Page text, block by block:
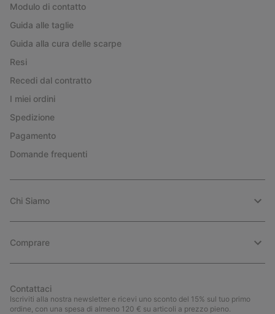
Modulo di contatto
Guida alle taglie
Guida alla cura delle scarpe
Resi
Recedi dal contratto
I miei ordini
Spedizione
Pagamento
Domande frequenti
Chi Siamo
Comprare
Contattaci
Iscriviti alla nostra newsletter e ricevi uno sconto del 15% sul tuo primo
ordine, con una spesa di almeno 120 € su articoli a prezzo pieno.